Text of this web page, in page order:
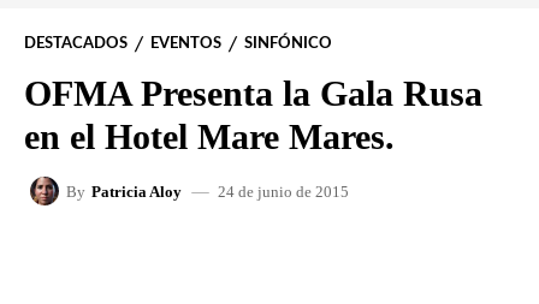
DESTACADOS EVENTOS SINFÓNICO
OFMA Presenta la Gala Rusa
en el Hotel Mare Mares.
By Patricia Aloy 24 de junio de 2015